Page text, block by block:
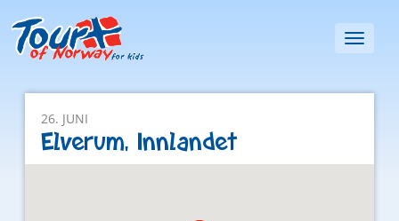
Toggle
26. JUNI
Elverum, Innlandet